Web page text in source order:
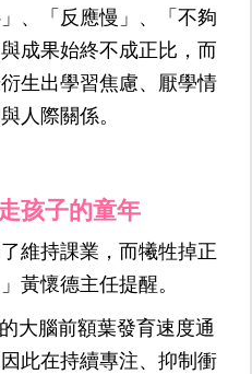
、「反應慢」、「不夠
成果始終不成正比，而
生出學習焦慮、厭學情
人際關係。
孩子的童年
維持課業，而犧牲掉正
黃懷德主任提醒。
大腦前額葉發育速度通
此在持續專注、抑制衝